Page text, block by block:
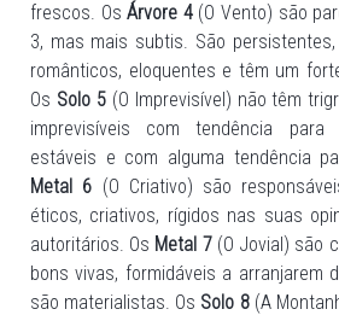
frescos. Os Árvore 4(O Vento) são
3, mas mais subtis. São
românticos, eloquentes e têm um
Os Solo 5(O Imprevisível) não têm
imprevisíveis com tendência para
estáveis e com alguma tendência
Metal 6 (O Criativo) são
éticos, criativos, rígidos nas suas
autoritários. Os Metal 7(O Jovial) são
bons vivas, formidáveis a arranjarem
são materialistas. Os Solo 8(A